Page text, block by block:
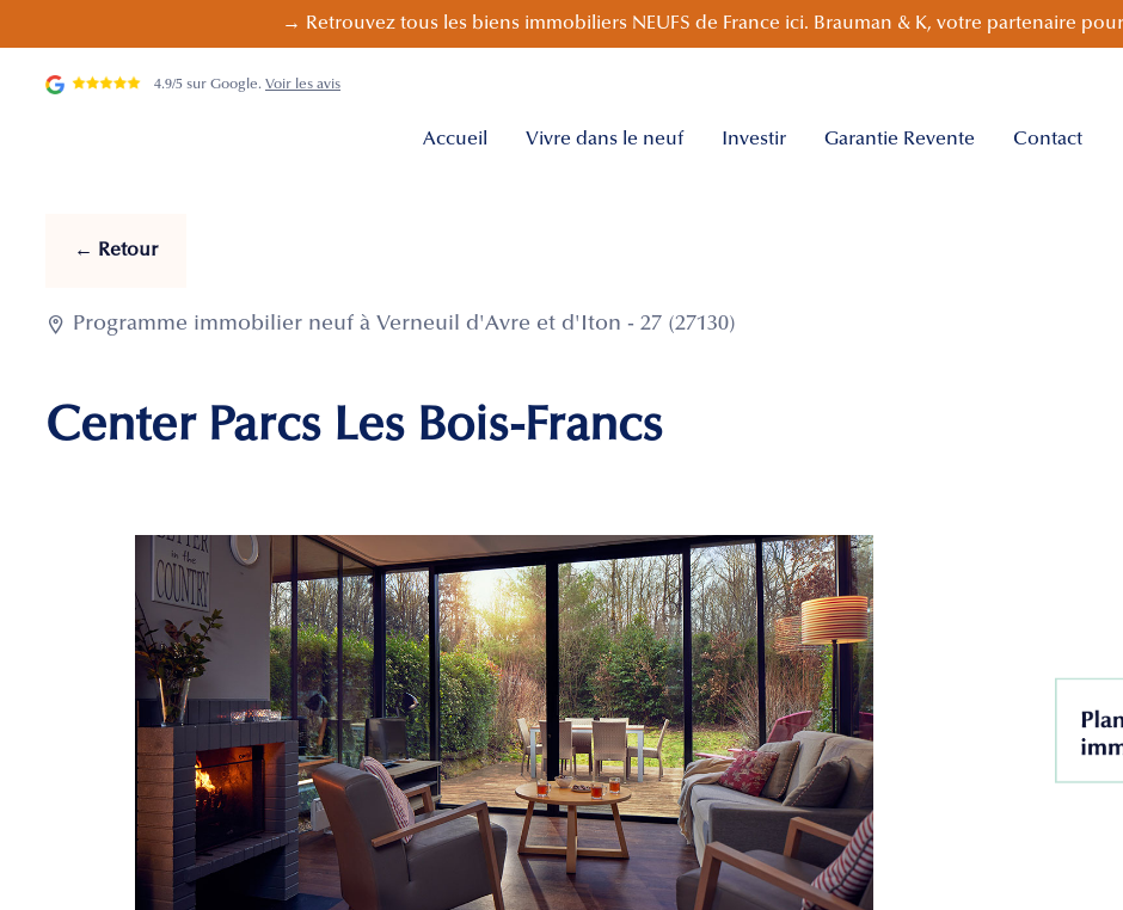
→ Retrouvez tous les biens immobiliers NEUFS de France ici. Brauman & K, votre partenaire
4.9/5 sur Google. Voir les avis
Accueil Vivre dans le neuf Investir Garantie Revente Contact
← Retour
 Programme immobilier neuf à Verneuil d'Avre et d'Iton - 27 (27130)
Center Parcs Les Bois-Francs